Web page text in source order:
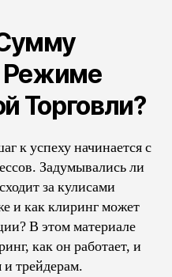
Режиме
Торговли?
к успеху начинается с
Задумывались ли
за кулисами
и как клиринг может
В этом материале
как он работает, и
трейдерам.